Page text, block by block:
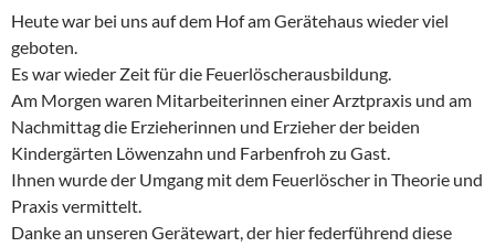
Heute war bei uns auf dem Hof am Gerätehaus wieder viel
geboten.
Es war wieder Zeit für die Feuerlöscherausbildung.
Am Morgen waren Mitarbeiterinnen einer Arztpraxis und am
Nachmittag die Erzieherinnen und Erzieher der beiden
Kindergärten Löwenzahn und Farbenfroh zu Gast.
Ihnen wurde der Umgang mit dem Feuerlöscher in Theorie und
Praxis vermittelt.
Danke an unseren Gerätewart, der hier federführend diese